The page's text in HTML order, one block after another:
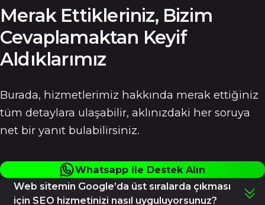
Merak Ettikleriniz, Bizim
Cevaplamaktan Keyif
Aldıklarımız
Burada, hizmetlerimiz hakkında merak ettiğiniz
tüm detaylara ulaşabilir, aklınızdaki her soruya
net bir yanıt bulabilirsiniz.
Whatsapp ile Destek Alın
Web sitemin Google’da üst sıralarda çıkması
için SEO hizmetinizi nasıl uyguluyorsunuz?